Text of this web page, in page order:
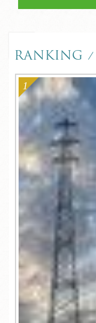
RANKING /